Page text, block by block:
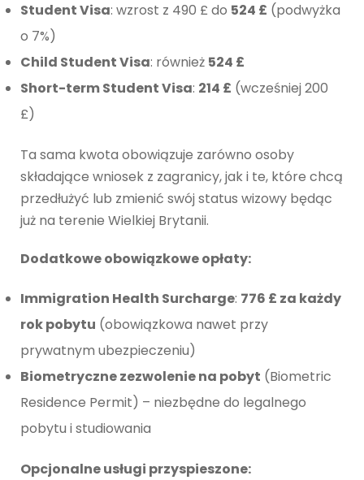
Student Visa: wzrost z 490 £ do 524 £ (podwyżka
o 7%)
Child Student Visa: również 524 £
Short-term Student Visa: 214 £ (wcześniej 200
£)
Ta sama kwota obowiązuje zarówno osoby
składające wniosek z zagranicy, jak i te, które chcą
przedłużyć lub zmienić swój status wizowy będąc
już na terenie Wielkiej Brytanii.
Dodatkowe obowiązkowe opłaty:
Immigration Health Surcharge: 776 £ za każdy
rok pobytu (obowiązkowa nawet przy
prywatnym ubezpieczeniu)
Biometryczne zezwolenie na pobyt (Biometric
Residence Permit) – niezbędne do legalnego
pobytu i studiowania
Opcjonalne usługi przyspieszone: